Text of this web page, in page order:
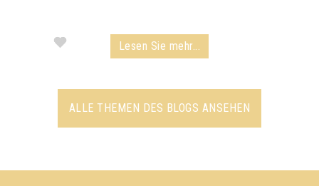
Lesen Sie mehr...
ALLE THEMEN DES BLOGS ANSEHEN